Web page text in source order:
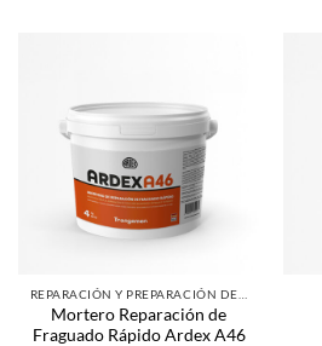
Mortero Reparación de
Fraguado Rápido Ardex A46